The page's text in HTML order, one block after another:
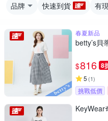
品牌 快速到貨 有
春夏新品
betty’s
$816 8
5 (1)
挑戰低價
KeyWear